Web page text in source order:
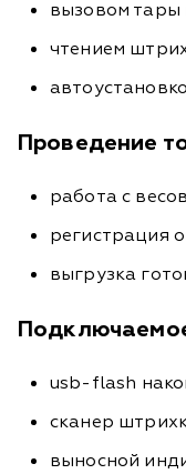
вызовом тары
чтением
Проведение
работа с
регистрация
выгрузка
usb-flash
сканер
выносной